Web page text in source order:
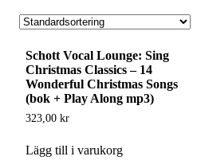
Schott Vocal Lounge: Sing
Christmas Classics – 14
Wonderful Christmas Songs
(bok + Play Along mp3)
323,00 kr
Lägg till i varukorg